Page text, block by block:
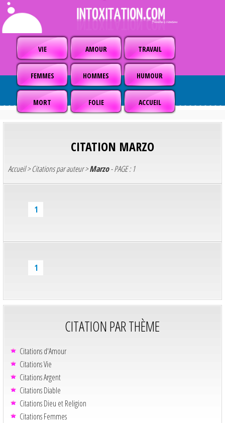
VIE AMOUR TRAVAIL
FEMMES HOMMES HUMOUR
MORT FOLIE ACCUEIL
CITATION MARZO
Accueil>Citations par auteur>Marzo- PAGE : 1
1
1
CITATION PAR THÈME
Citations d'Amour
Citations Vie
Citations Argent
Citations Diable
Citations Dieu et Religion
Citations Femmes